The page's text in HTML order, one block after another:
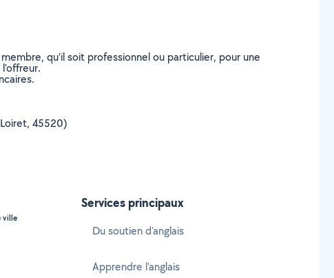
qu’il soit professionnel ou particulier, pour une
45520)
ville
Services principaux
Du soutien d'anglais
Apprendre l'anglais